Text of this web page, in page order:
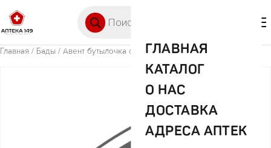
ГЛАВНАЯ
КАТАЛОГ
О НАС
ДОСТАВКА
АДРЕСА АПТЕК
Главная / Бады / Авент бутылочка стекло 240 мл